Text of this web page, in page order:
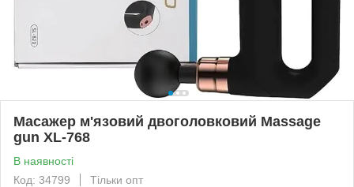
Масажер м'язовий двоголовковий Massage
gun XL-768
В наявності
Код: 34799
Тільки опт